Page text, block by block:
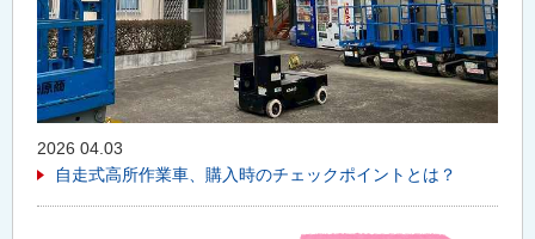
2026 04.03
自走式高所作業車、購入時のチェックポイントとは？